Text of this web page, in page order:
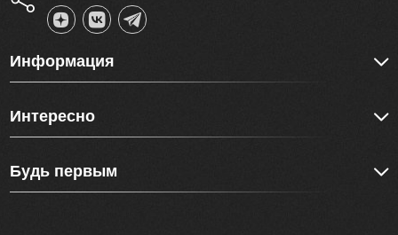
Информация
Интересно
Будь первым